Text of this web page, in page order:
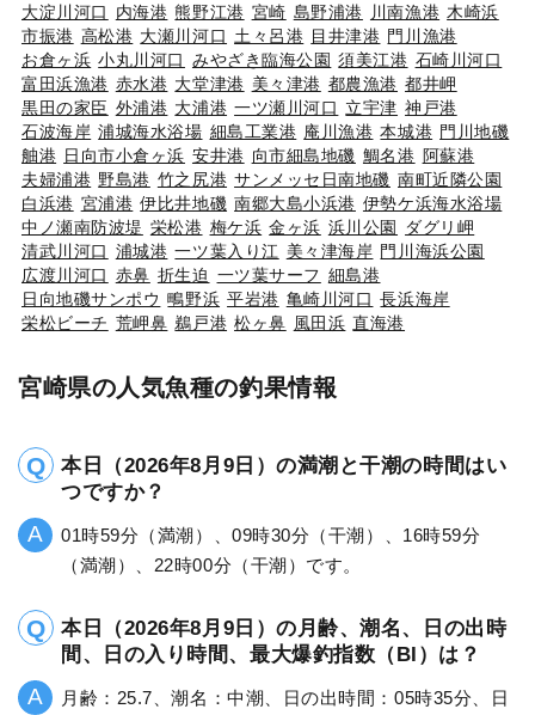
大淀川河口
内海港 熊野江港 宮崎 島野浦港 川南漁港 木崎浜
市振港 高松港 大瀬川河口 土々呂港 目井津港 門川漁港
お倉ヶ浜 小丸川河口 みやざき臨海公園 須美江港 石崎川河口
富田浜漁港 赤水港 大堂津港 美々津港 都農漁港 都井岬
黒田の家臣 外浦港 大浦港 一ツ瀬川河口 立宇津 神戸港
石波海岸 浦城海水浴場 細島工業港 庵川漁港 本城港 門川地磯
舳港 日向市小倉ヶ浜 安井港 向市細島地磯 鯛名港 阿蘇港
夫婦浦港 野島港 竹之尻港 サンメッセ日南地磯 南町近隣公園
白浜港 宮浦港 伊比井地磯 南郷大島小浜港 伊勢ケ浜海水浴場
中ノ瀬南防波堤 栄松港 梅ケ浜 金ヶ浜 浜川公園
ダグリ岬
清武川河口 浦城港 一ツ葉入り江 美々津海岸 門川海浜公園
広渡川河口 赤鼻 折生迫 一ツ葉サーフ 細島港
日向地磯サンポウ 鴫野浜 平岩港 亀崎川河口 長浜海岸
栄松ビーチ 荒岬鼻 鵜戸港 松ヶ鼻 風田浜 直海港
宮崎県の人気魚種の釣果情報
本日（2026年8月9日）の満潮と干潮の時間はい
つですか？
01時59分（満潮）、09時30分（干潮）、16時59分
（満潮）、22時00分（干潮）です。
本日（2026年8月9日）の月齢、潮名、日の出時
間、日の入り時間、最大爆釣指数（BI）は？
月齢：25.7、潮名：中潮、日の出時間：05時35分、日